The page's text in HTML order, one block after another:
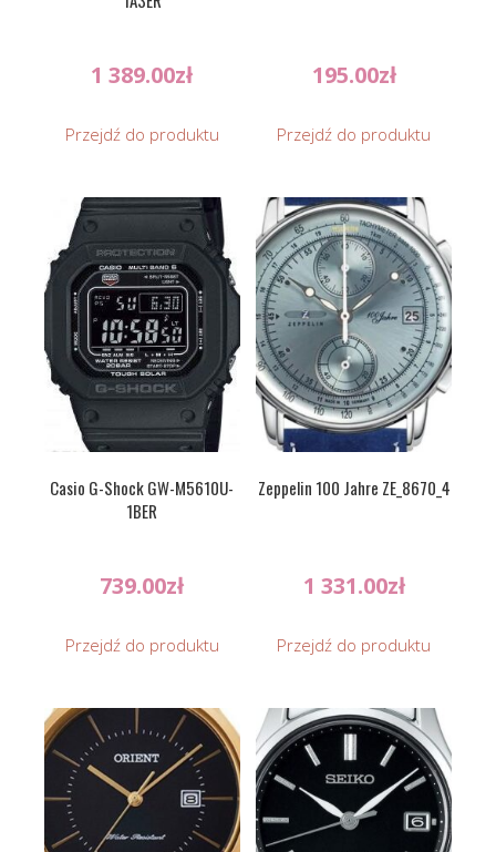
1 389.00zł
Przejdź do produktu
195.00zł
Przejdź do produktu
Casio G-Shock GW-M5610U-
1BER
739.00zł
Przejdź do produktu
Zeppelin 100 Jahre ZE_8670_4
1 331.00zł
Przejdź do produktu